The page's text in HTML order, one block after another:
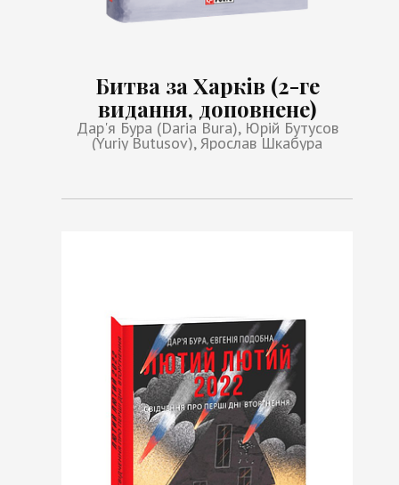
Битва за Харків (2-ге
видання, доповнене)
Дар'я Бура (Daria Bura), Юрій Бутусов
(Yuriy Butusov), Ярослав Шкабура